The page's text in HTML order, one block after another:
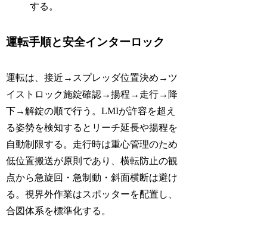
する。
運転手順と安全インターロック
運転は、接近→スプレッダ位置決め→ツ
イストロック施錠確認→揚程→走行→降
下→解錠の順で行う。LMIが許容を超え
る姿勢を検知するとリーチ延長や揚程を
自動制限する。走行時は重心管理のため
低位置搬送が原則であり、横転防止の観
点から急旋回・急制動・斜面横断は避け
る。視界外作業はスポッターを配置し、
合図体系を標準化する。